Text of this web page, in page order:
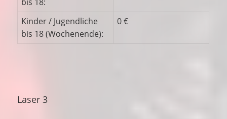
Kinder / Jugendliche
bis 18 (Wochenende):
0 €
Laser 3